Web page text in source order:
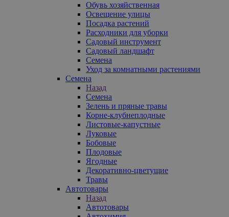
Обувь хозяйственная
Освещение улицы
Посадка растений
Расходники для уборки
Садовый инструмент
Садовый ландшафт
Семена
Уход за комнатными растениями
Семена
Назад
Семена
Зелень и пряные травы
Корне-клубнеплодные
Листовые-капустные
Луковые
Бобовые
Плодовые
Ягодные
Декоративно-цветущие
Травы
Автотовары
Назад
Автотовары